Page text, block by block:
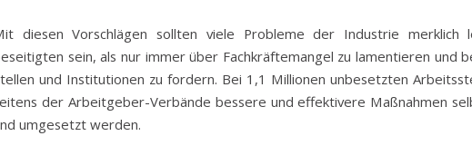
diesen Vorschlägen sollten viele Probleme der Industrie merklich
sein, als nur immer über Fachkräftemangel zu lamentieren und
und Institutionen zu fordern. Bei 1,1 Millionen unbesetzten
der Arbeitgeber-Verbände bessere und effektivere Maßnahmen
umgesetzt werden.